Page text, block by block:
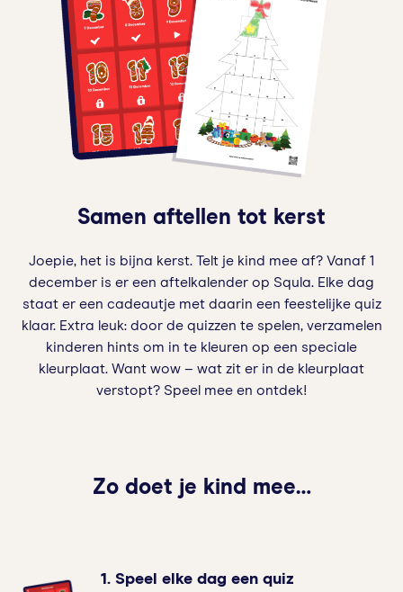
Samen aftellen tot kerst
Joepie, het is bijna kerst. Telt je kind mee af? Vanaf 1
december is er een aftelkalender op Squla. Elke dag
staat er een cadeautje met daarin een feestelijke quiz
klaar. Extra leuk: door de quizzen te spelen, verzamelen
kinderen hints om in te kleuren op een speciale
kleurplaat. Want wow – wat zit er in de kleurplaat
verstopt? Speel mee en ontdek!
Zo doet je kind mee…
1. Speel elke dag een quiz